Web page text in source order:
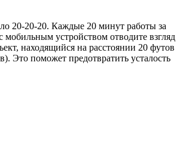
20-20-20. Каждые 20 минут работы за
устройством отводите взгляд
находящийся на расстоянии 20 футов
Это поможет предотвратить усталость